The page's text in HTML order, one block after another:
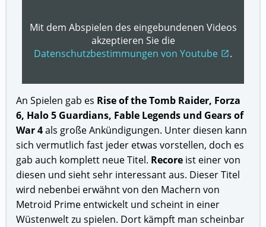
Mit dem Abspielen des eingebundenen Videos
akzeptieren Sie die
Datenschutzbestimmungen von Youtube open_in_new.
An Spielen gab es Rise of the Tomb Raider, Forza
6, Halo 5 Guardians, Fable Legends und Gears of
War 4als große Ankündigungen. Unter diesen kann
sich vermutlich fast jeder etwas vorstellen, doch es
gab auch komplett neue Titel. Recore ist einer von
diesen und sieht sehr interessant aus. Dieser Titel
wird nebenbei erwähnt von den Machern von
Metroid Prime entwickelt und scheint in einer
Wüstenwelt zu spielen. Dort kämpft man scheinbar